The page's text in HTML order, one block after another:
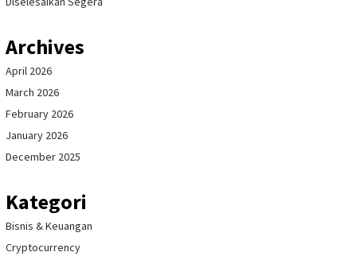
Archives
April 2026
March 2026
February 2026
January 2026
December 2025
Kategori
Bisnis & Keuangan
Cryptocurrency